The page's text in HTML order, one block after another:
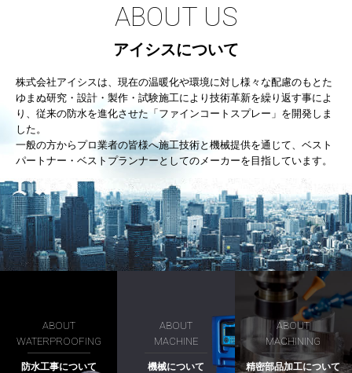
ABOUT US
アイシスについて
株式会社アイシスは、現在の温暖化や環境に対し様々な配慮のもとた
ゆまぬ研究・設計・製作・試験施工により技術革新を繰り返す事によ
り、従来の防水を進化させた「ファインコートスプレー」を開発しま
した。
一般の方からプロ業者の皆様へ施工技術と機械提供を通じて、ベスト
パートナー・ベストプランナーとしてのメーカーを目指しています。
ABOUT
WATERPROOFING
防水工事について
ABOUT
MACHINE
機械について
ABOUT
MACHINING
精密部品加工について